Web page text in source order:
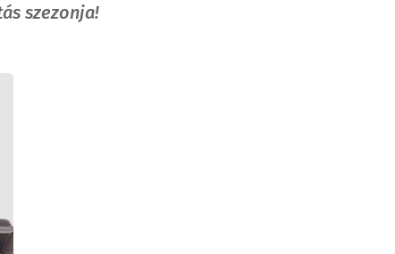
szezonja!